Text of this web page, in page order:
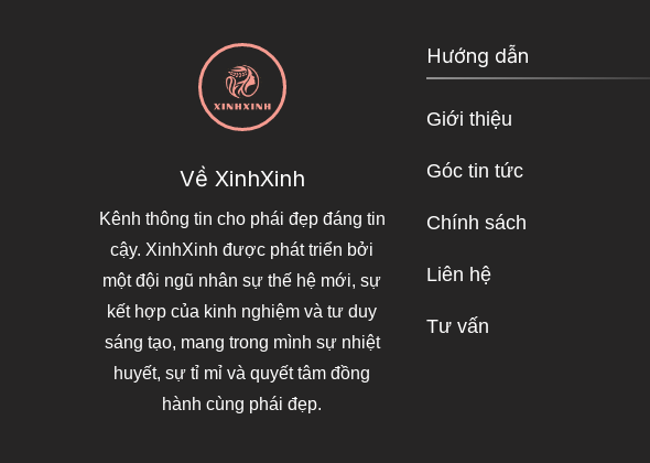
Về XinhXinh
Kênh thông tin cho phái đẹp đáng tin
cậy. XinhXinh được phát triển bởi
một đội ngũ nhân sự thế hệ mới, sự
kết hợp của kinh nghiệm và tư duy
sáng tạo, mang trong mình sự nhiệt
huyết, sự tỉ mỉ và quyết tâm đồng
hành cùng phái đẹp.
Hướng dẫn
Giới thiệu
Góc tin tức
Chính sách
Liên hệ
Tư vấn